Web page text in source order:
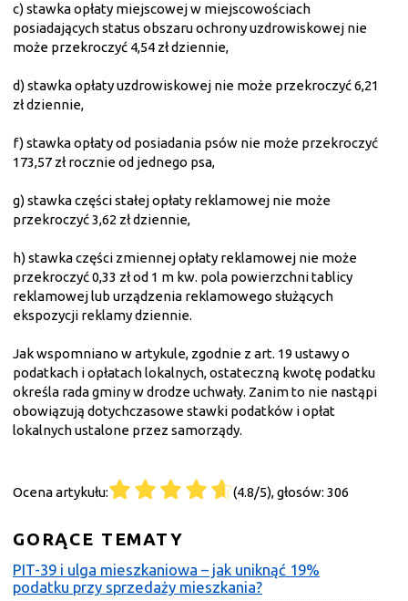
c) stawka opłaty miejscowej w miejscowościach
posiadających status obszaru ochrony uzdrowiskowej nie
może przekroczyć 4,54 zł dziennie,
d) stawka opłaty uzdrowiskowej nie może przekroczyć 6,21
zł dziennie,
f) stawka opłaty od posiadania psów nie może przekroczyć
173,57 zł rocznie od jednego psa,
g) stawka części stałej opłaty reklamowej nie może
przekroczyć 3,62 zł dziennie,
h) stawka części zmiennej opłaty reklamowej nie może
przekroczyć 0,33 zł od 1 m kw. pola powierzchni tablicy
reklamowej lub urządzenia reklamowego służących
ekspozycji reklamy dziennie.
Jak wspomniano w artykule, zgodnie z art. 19 ustawy o
podatkach i opłatach lokalnych, ostateczną kwotę podatku
określa rada gminy w drodze uchwały. Zanim to nie nastąpi
obowiązują dotychczasowe stawki podatków i opłat
lokalnych ustalone przez samorządy.
Ocena artykułu: (4.8/5), głosów: 306
GORĄCE TEMATY
PIT-39 i ulga mieszkaniowa – jak uniknąć 19%
podatku przy sprzedaży mieszkania?